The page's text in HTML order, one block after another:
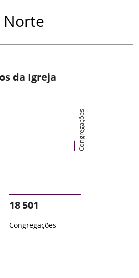
Norte
da Igreja
Congregações
18 501
Congregações